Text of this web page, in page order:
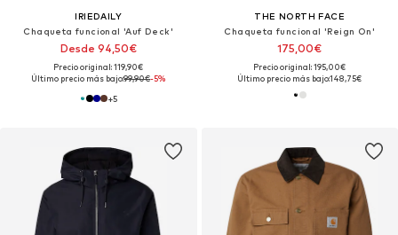
IRIEDAILY
Chaqueta funcional 'Auf Deck'
Desde 94,50€
Precio original: 119,90€
Último precio más bajo:99,90€-5%
+5
THE NORTH FACE
Chaqueta funcional 'Reign On'
175,00€
Precio original: 195,00€
Último precio más bajo:148,75€